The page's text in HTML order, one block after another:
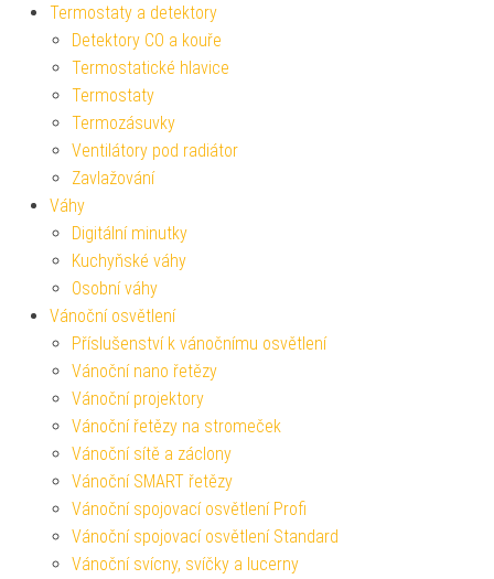
Termostaty a detektory
Detektory CO a kouře
Termostatické hlavice
Termostaty
Termozásuvky
Ventilátory pod radiátor
Zavlažování
Váhy
Digitální minutky
Kuchyňské váhy
Osobní váhy
Vánoční osvětlení
Příslušenství k vánočnímu osvětlení
Vánoční nano řetězy
Vánoční projektory
Vánoční řetězy na stromeček
Vánoční sítě a záclony
Vánoční SMART řetězy
Vánoční spojovací osvětlení Profi
Vánoční spojovací osvětlení Standard
Vánoční svícny, svíčky a lucerny